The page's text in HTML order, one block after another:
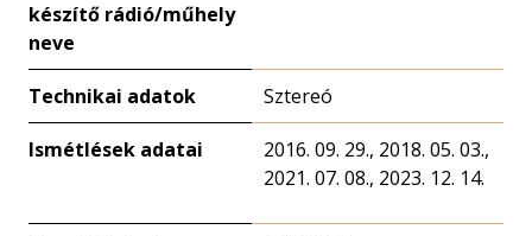
készítő rádió/műhely
neve
Technikai adatok Sztereó
Ismétlések adatai
2016. 09. 29., 2018. 05. 03.,
2021. 07. 08., 2023. 12. 14.